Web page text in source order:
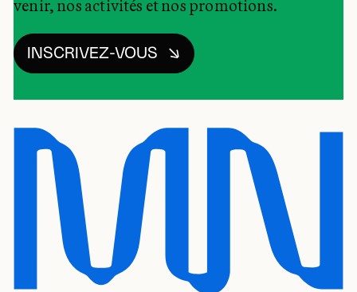
venir, nos activités et nos promotions.
INSCRIVEZ-VOUS